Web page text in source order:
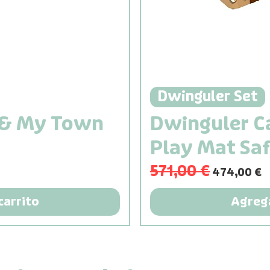
My Town
Dwinguler Set
Dwinguler
Play Mat
Precio
571,00 € Precio de
474,00 €